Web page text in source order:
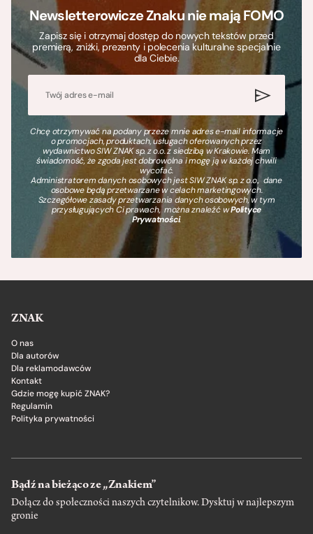
Newsletterowicze Znaku nie mają FOMO
Zapisz się i otrzymaj dostęp do nowych tekstów przed
premierą, zniżki, prezenty i polecenia kulturalne specjalnie
dla Ciebie.
Chcę otrzymywać na podany przeze mnie adres e-mail informacje
o promocjach, produktach, usługach oferowanych przez
wydawnictwo SIW ZNAK sp. z o.o. z siedzibą w Krakowie. Mam
świadomość, że zgoda jest dobrowolna i mogę ją w każdej chwili
wycofać.
Administratorem danych osobowych jest SIW ZNAK sp. z o.o., dane
osobowe będą przetwarzane w celach marketingowych.
Szczegółowe zasady przetwarzania danych osobowych, w tym
przysługujących Ci prawach, można znaleźć wPolityce
Prywatności.
ZNAK
O nas
Dla autorów
Dla reklamodawców
Kontakt
Gdzie mogę kupić ZNAK?
Regulamin
Polityka prywatności
Bądź na bieżąco ze „Znakiem”
Dołącz do społeczności naszych czytelnikow. Dysktuj w najlepszym
gronie